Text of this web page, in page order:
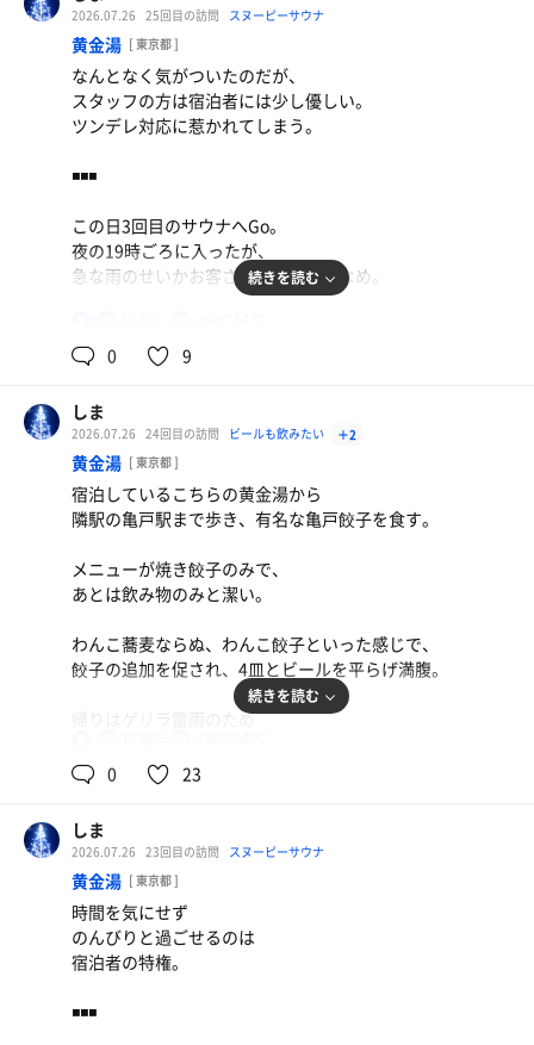
できれば３時間くらいいたかったくらい
あっという間に時間過ぎてしまった。
そこからの熱でじんわり温まる。
定員は5名程度なのでかなり狭い。
最初は物足りない感じだが、
じわじわと汗が出始めて、しっかりと汗をかける。
熱さは優しめで体への負荷は少ない。
個人的にはこのぬるさは結構好み。
外気浴は屋上のスペースへ。
比較的落ち着いた客層。
ただ黄金湯の味を知ってしまった身からすると
あえてこちらに再訪することはなさそう。
2026.07.26 25回目の訪問 スヌーピーサウナ
黄金湯 [ 東京都 ]
なんとなく気がついたのだが、
スタッフの方は宿泊者には少し優しい。
ツンデレ対応に惹かれてしまう。
◾️◾️◾️
この日3回目のサウナへGo。
夜の19時ごろに入ったが、
急な雨のせいかお客さんは比較的少なめ。
若者３人組が数組散見されたが
・若者組がサ室から出たら入る
という攻略法で快適に過ごせた。
他のお客さんとのタイミングも
いい感じにズレて、
場合によってはサ室や外気浴スペースで
当然毎回インフィニティチェアを確保でき、
◾️◾️◾️
サウナ入浴券をいただくことができた。
深夜にもう一度入ろうかと思ったが、
流石にだいぶ身体がサウナ疲れな感じなので
早めに寝て明日に備えることにする。
イオンウォーター
続きを読む
0 9
しま
2026.07.26 24回目の訪問 ビールも飲みたい ＋2
黄金湯 [ 東京都 ]
宿泊しているこちらの黄金湯から
隣駅の亀戸駅まで歩き、有名な亀戸餃子を食す。
メニューが焼き餃子のみで、
あとは飲み物のみと潔い。
わんこ蕎麦ならぬ、わんこ餃子といった感じで、
餃子の追加を促され、4皿とビールを平らげ満腹。
帰りはゲリラ雷雨のため
そこから徒歩で黄金湯まで戻る。
◾️◾️◾️
汗だくになったので戻ったらすぐにサウナ。
ああ、なんとも贅沢。
相変わらず人は多いが、整い難民にはならず。
続きを読む
0 23
しま
2026.07.26 23回目の訪問 スヌーピーサウナ
黄金湯 [ 東京都 ]
時間を気にせず
のんびりと過ごせるのは
宿泊者の特権。
◾️◾️◾️